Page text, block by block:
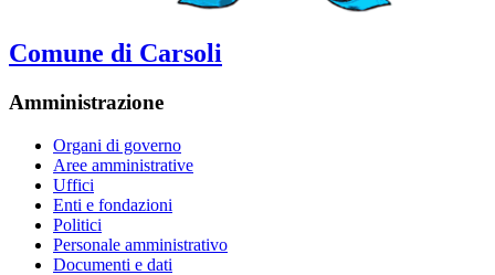
Comune di Carsoli
Amministrazione
Organi di governo
Aree amministrative
Uffici
Enti e fondazioni
Politici
Personale amministrativo
Documenti e dati